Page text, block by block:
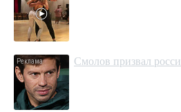
Смолов призвал